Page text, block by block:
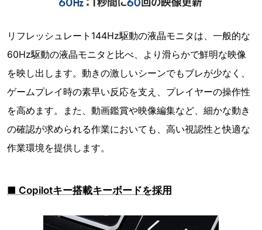
リフレッシュレート144Hz駆動の液晶モニタは、一般的な
60Hz駆動の液晶モニタと比べ、より滑らかで鮮明な映像
を映し出します。動きの激しいシーンでもブレが少なく、
ゲームプレイ時の素早い反応を支え、プレイヤーの操作性
を高めます。また、動画鑑賞や映像編集など、細かな動き
の確認が求められる作業においても、高い視認性と快適な
作業環境を提供します。
■ Copilotキー搭載キーボードを採用